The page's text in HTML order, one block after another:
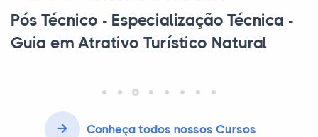
Curso Técnico em Segurança do
Trabalho
Conheça todos nossos Cursos